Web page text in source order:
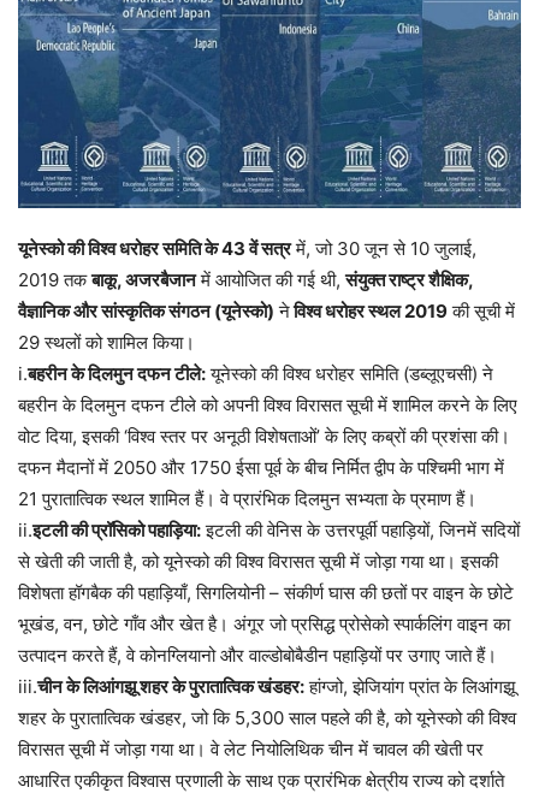
यूनेस्को की विश्व धरोहर समिति के 43 वें सत्रमें, जो 30 जून से 10 जुलाई,
2019 तकबाकू, अजरबैजानमें आयोजित की गई थी,संयुक्त राष्ट्र शैक्षिक,
वैज्ञानिक और सांस्कृतिक संगठन (यूनेस्को) नेविश्व धरोहर स्थल 2019की सूची में
29 स्थलों को शामिल किया।
i.बहरीन के दिलमुन दफन टीले:यूनेस्को की विश्व धरोहर समिति (डब्लूएचसी) ने
बहरीन के दिलमुन दफन टीले को अपनी विश्व विरासत सूची में शामिल करने के लिए
वोट दिया, इसकी ‘विश्व स्तर पर अनूठी विशेषताओं’ के लिए कब्रों की प्रशंसा की।
दफन मैदानों में 2050 और 1750 ईसा पूर्व के बीच निर्मित द्वीप के पश्चिमी भाग में
21 पुरातात्विक स्थल शामिल हैं। वे प्रारंभिक दिलमुन सभ्यता के प्रमाण हैं।
ii.इटली की प्रॉसिको पहाड़िया:इटली की वेनिस के उत्तरपूर्वी पहाड़ियों, जिनमें सदियों
से खेती की जाती है, को यूनेस्को की विश्व विरासत सूची में जोड़ा गया था। इसकी
विशेषता हॉगबैक की पहाड़ियाँ, सिगलियोनी – संकीर्ण घास की छतों पर वाइन के छोटे
भूखंड, वन, छोटे गाँव और खेत है। अंगूर जो प्रसिद्ध प्रोसेको स्पार्कलिंग वाइन का
उत्पादन करते हैं, वे कोनग्लियानो और वाल्डोबोबैडीन पहाड़ियों पर उगाए जाते हैं।
iii.चीन के लिआंगझू शहर के पुरातात्विक खंडहर:हांग्जो, झेजियांग प्रांत के लिआंगझू
शहर के पुरातात्विक खंडहर, जो कि 5,300 साल पहले की है, को यूनेस्को की विश्व
विरासत सूची में जोड़ा गया था। वे लेट नियोलिथिक चीन में चावल की खेती पर
आधारित एकीकृत विश्वास प्रणाली के साथ एक प्रारंभिक क्षेत्रीय राज्य को दर्शाते